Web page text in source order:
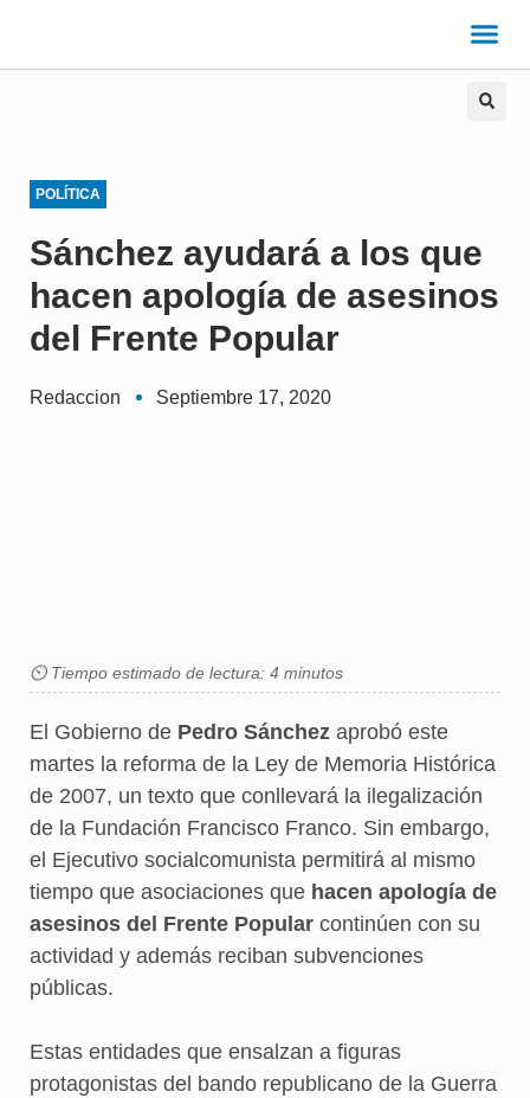
POLÍTICA
Sánchez ayudará a los que
hacen apología de asesinos
del Frente Popular
Redaccion Septiembre 17, 2020
⏲ Tiempo estimado de lectura: 4 minutos
El Gobierno de Pedro Sánchez aprobó este
martes la reforma de la Ley de Memoria Histórica
de 2007, un texto que conllevará la ilegalización
de la Fundación Francisco Franco. Sin embargo,
el Ejecutivo socialcomunista permitirá al mismo
tiempo que asociaciones que hacen apología de
asesinos del Frente Popular continúen con su
actividad y además reciban subvenciones
públicas.
Estas entidades que ensalzan a figuras
protagonistas del bando republicano de la Guerra